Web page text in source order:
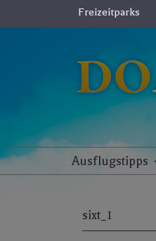
Freizeitparks
Ausflugstipps
sixt_1